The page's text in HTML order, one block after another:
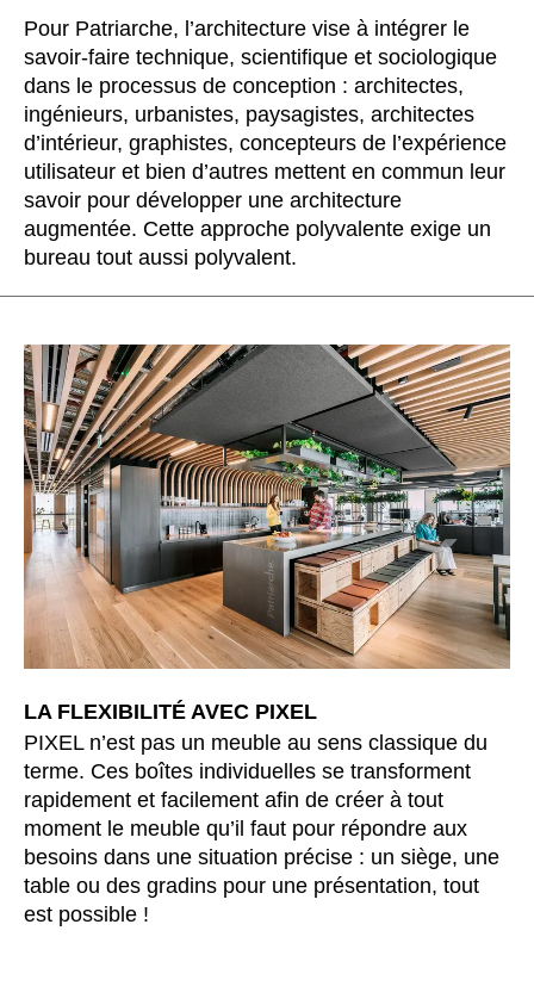
Malaisie (MY)
Maroc(MA)
Mauritanie(MR)
Nigeria (NG)
Norvège
Nouvelle-Zélande(NZ)
Oman(OM)
Pologne(PL)
Portugal(PT)
Qatar(QA)
Reste du monde()
Roumanie (RO)
Russie(RU)
République tchèque(CZ)
Serbie(RS)
Singapour(SG)
Slovaquie(SK)
Slovénie(SI)
Suisse(CH)
Suède(SE)
Sénégal (SN)
Tanzanie
Taïwan(TW)
Thaïlande
Pour Patriarche, l’architecture vise à intégrer le
savoir-faire technique, scientifique et sociologique
dans le processus de conception : architectes,
ingénieurs, urbanistes, paysagistes, architectes
d’intérieur, graphistes, concepteurs de l’expérience
utilisateur et bien d’autres mettent en commun leur
savoir pour développer une architecture
augmentée. Cette approche polyvalente exige un
bureau tout aussi polyvalent.
LA FLEXIBILITÉ AVEC PIXEL
PIXEL n’est pas un meuble au sens classique du
terme. Ces boîtes individuelles se transforment
rapidement et facilement afin de créer à tout
moment le meuble qu’il faut pour répondre aux
besoins dans une situation précise : un siège, une
table ou des gradins pour une présentation, tout
est possible !